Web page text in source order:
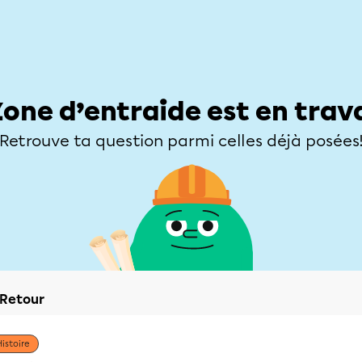
d’entraide est en
Retrouve ta question parmi celles déjà
Retour